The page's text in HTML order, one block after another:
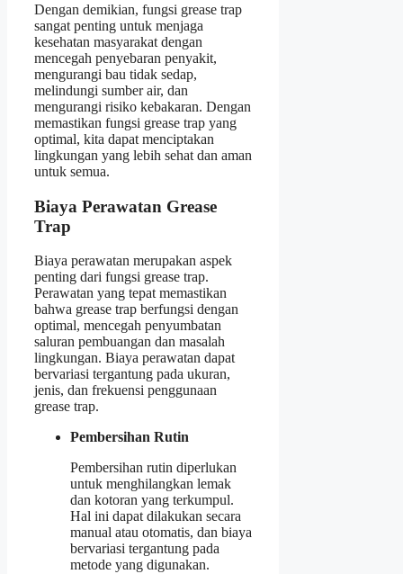
Dengan demikian, fungsi grease trap
sangat penting untuk menjaga
kesehatan masyarakat dengan
mencegah penyebaran penyakit,
mengurangi bau tidak sedap,
melindungi sumber air, dan
mengurangi risiko kebakaran. Dengan
memastikan fungsi grease trap yang
optimal, kita dapat menciptakan
lingkungan yang lebih sehat dan aman
untuk semua.
Biaya Perawatan Grease
Trap
Biaya perawatan merupakan aspek
penting dari fungsi grease trap.
Perawatan yang tepat memastikan
bahwa grease trap berfungsi dengan
optimal, mencegah penyumbatan
saluran pembuangan dan masalah
lingkungan. Biaya perawatan dapat
bervariasi tergantung pada ukuran,
jenis, dan frekuensi penggunaan
grease trap.
Pembersihan Rutin
Pembersihan rutin diperlukan
untuk menghilangkan lemak
dan kotoran yang terkumpul.
Hal ini dapat dilakukan secara
manual atau otomatis, dan biaya
bervariasi tergantung pada
metode yang digunakan.